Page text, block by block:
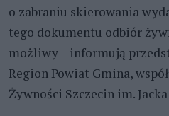
o zabraniu skierowania
tego dokumentu odbiór
możliwy – informują
Region Powiat Gmina,
Żywności Szczecin im.